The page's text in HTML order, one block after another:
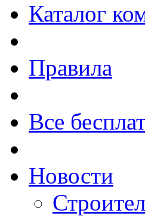
Каталог
Правила
Все
Новости